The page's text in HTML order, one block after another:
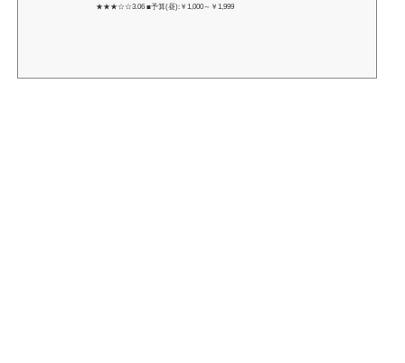
★★★☆☆3.06 ■予算(昼):￥1,000～￥1,999